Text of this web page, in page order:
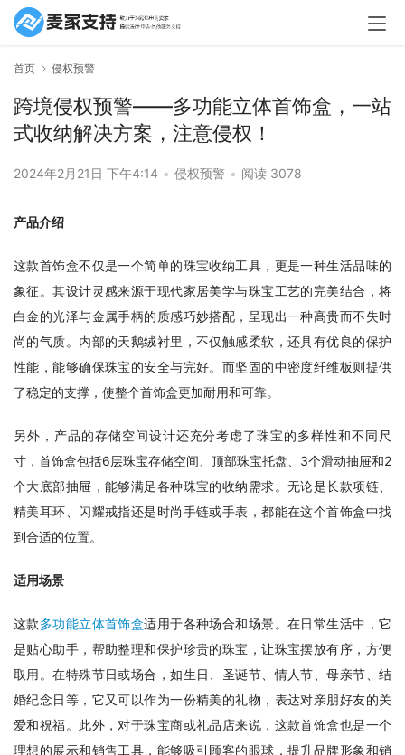
首页 侵权预警
跨境侵权预警——多功能立体首饰盒，一站
式收纳解决方案，注意侵权！
2024年2月21日 下午4:14 • 侵权预警 • 阅读 3078
产品介绍
这款首饰盒不仅是一个简单的珠宝收纳工具，更是一种生活品味的
象征。其设计灵感来源于现代家居美学与珠宝工艺的完美结合，将
白金的光泽与金属手柄的质感巧妙搭配，呈现出一种高贵而不失时
尚的气质。内部的天鹅绒衬里，不仅触感柔软，还具有优良的保护
性能，能够确保珠宝的安全与完好。而坚固的中密度纤维板则提供
了稳定的支撑，使整个首饰盒更加耐用和可靠。
另外，产品的存储空间设计还充分考虑了珠宝的多样性和不同尺
寸，首饰盒包括6层珠宝存储空间、顶部珠宝托盘、3个滑动抽屉和2
个大底部抽屉，能够满足各种珠宝的收纳需求。无论是长款项链、
精美耳环、闪耀戒指还是时尚手链或手表，都能在这个首饰盒中找
到合适的位置。
适用场景
这款多功能立体首饰盒适用于各种场合和场景。在日常生活中，它
是贴心助手，帮助整理和保护珍贵的珠宝，让珠宝摆放有序，方便
取用。在特殊节日或场合，如生日、圣诞节、情人节、母亲节、结
婚纪念日等，它又可以作为一份精美的礼物，表达对亲朋好友的关
爱和祝福。此外，对于珠宝商或礼品店来说，这款首饰盒也是一个
理想的展示和销售工具，能够吸引顾客的眼球，提升品牌形象和销